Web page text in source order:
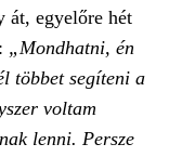
át, egyelőre hét
„Mondhatni, én
többet segíteni a
voltam
lenni. Persze